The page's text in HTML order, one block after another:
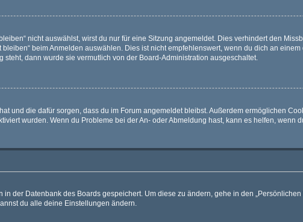
nicht auswählst, wirst du nur für eine Sitzung angemeldet. Dies verhindert den
beim Anmelden auswählen. Dies ist nicht empfehlenswert, wenn du dich an
steht, dann wurde sie vermutlich von der Board-Administration ausgeschaltet.
und die dafür sorgen, dass du im Forum angemeldet bleibst. Außerdem ermöglichen
wurden. Wenn du Probleme bei der An- oder Abmeldung hast, kann es helfen, wenn
der Datenbank des Boards gespeichert. Um diese zu ändern, gehe in den
du alle deine Einstellungen ändern.